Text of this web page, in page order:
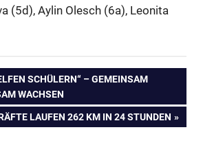
(5d), Aylin Olesch (6a), Leonita
SCHÜLERN“ – GEMEINSAM
WACHSEN
LAUFEN 262 KM IN 24 STUNDEN